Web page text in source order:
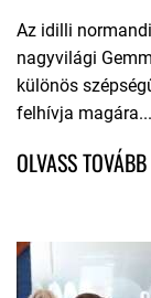
Az idilli
nagyvilági
különös
felhívja magára...